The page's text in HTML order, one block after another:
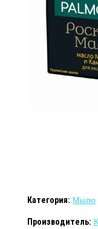
Категория: Мыло
Производитель: